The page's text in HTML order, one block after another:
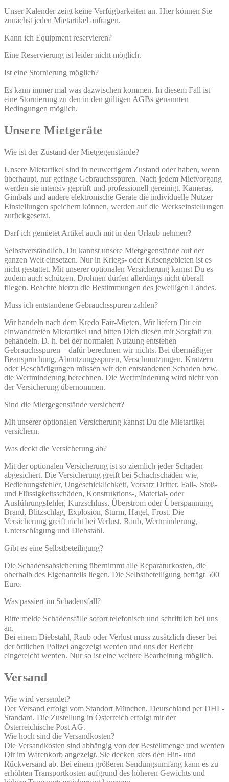
Unser Kalender zeigt keine Verfügbarkeiten an. Hier können Sie
zunächst jeden Mietartikel anfragen.
Kann ich Equipment reservieren?
Eine Reservierung ist leider nicht möglich.
Ist eine Stornierung möglich?
Es kann immer mal was dazwischen kommen. In diesem Fall ist
eine Stornierung zu den in den gültigen AGBs genannten
Bedingungen möglich.
Unsere Mietgeräte
Wie ist der Zustand der Mietgegenstände?
Unsere Mietartikel sind in neuwertigem Zustand oder haben, wenn
überhaupt, nur geringe Gebrauchsspuren. Nach jedem Mietvorgang
werden sie intensiv geprüft und professionell gereinigt. Kameras,
Gimbals und andere elektronische Geräte die individuelle Nutzer
Einstellungen speichern können, werden auf die Werkseinstellungen
zurückgesetzt.
Darf ich gemietet Artikel auch mit in den Urlaub nehmen?
Selbstverständlich. Du kannst unsere Mietgegenstände auf der
ganzen Welt einsetzen. Nur in Kriegs- oder Krisengebieten ist es
nicht gestattet. Mit unserer optionalen Versicherung kannst Du es
zudem auch schützen. Drohnen dürfen allerdings nicht überall
fliegen. Beachte hierzu die Bestimmungen des jeweiligen Landes.
Muss ich entstandene Gebrauchsspuren zahlen?
Wir handeln nach dem Kredo Fair-Mieten. Wir liefern Dir ein
einwandfreien Mietartikel und bitten Dich diesen mit Sorgfalt zu
behandeln. D. h. bei der normalen Nutzung entstehen
Gebrauchsspuren – dafür berechnen wir nichts. Bei übermäßiger
Beanspruchung, Abnutzungsspuren, Verschmutzungen, Kratzern
oder Beschädigungen müssen wir den entstandenen Schaden bzw.
die Wertminderung berechnen. Die Wertminderung wird nicht von
der Versicherung übernommen.
Sind die Mietgegenstände versichert?
Mit unserer optionalen Versicherung kannst Du die Mietartikel
versichern.
Was deckt die Versicherung ab?
Mit der optionalen Versicherung ist so ziemlich jeder Schaden
abgesichert. Die Versicherung greift bei Schachschäden wie,
Bedienungsfehler, Ungeschicklichkeit, Vorsatz Dritter, Fall-, Stoß-
und Flüssigkeitsschäden, Konstruktions-, Material- oder
Ausführungsfehler, Kurzschluss, Überstrom oder Überspannung,
Brand, Blitzschlag, Explosion, Sturm, Hagel, Frost. Die
Versicherung greift nicht bei Verlust, Raub, Wertminderung,
Unterschlagung und Diebstahl.
Gibt es eine Selbstbeteiligung?
Die Schadensabsicherung übernimmt alle Reparaturkosten, die
oberhalb des Eigenanteils liegen. Die Selbstbeteiligung beträgt 500
Euro.
Was passiert im Schadensfall?
Bitte melde Schadensfälle sofort telefonisch und schriftlich bei uns
an.
Bei einem Diebstahl, Raub oder Verlust muss zusätzlich dieser bei
der örtlichen Polizei angezeigt werden und uns der Bericht
eingereicht werden. Nur so ist eine weitere Bearbeitung möglich.
Versand
Wie wird versendet?
Der Versand erfolgt vom Standort München, Deutschland per DHL-
Standard. Die Zustellung in Österreich erfolgt mit der
Österreichische Post AG.
Wie hoch sind die Versandkosten?
Die Versandkosten sind abhängig von der Bestellmenge und werden
Dir im Warenkorb angezeigt. Sie decken stets den Hin- und
Rückversand ab. Bei einem größeren Sendungsumfang kann es zu
erhöhten Transportkosten aufgrund des höheren Gewichts und